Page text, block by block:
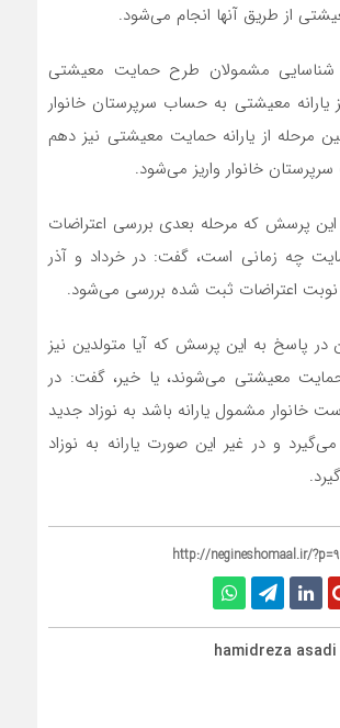
از طریق آنها انجام می‌شود.
مشمولان طرح حمایت معیشتی
یارانه معیشتی به حساب سرپرستان خانوار
مرحله از یارانه حمایت معیشتی نیز دهم
خانوار واریز می‌شود.
پرسش که مرحله بعدی بررسی اعتراضات
چه زمانی است، گفت: در خرداد و آذر
نوبت اعتراضات ثبت شده بررسی می‌شود.
در پاسخ به این پرسش که آیا متولدین نیز
معیشتی می‌شوند، یا خیر، گفت: در
خانوار مشمول یارانه باشد به نوزاد جدید
و در غیر این صورت یارانه به نوزاد
http://negineshomaal.ir/
hamidreza asadi